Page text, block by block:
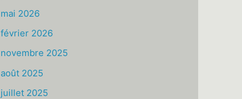
mai 2026
février 2026
novembre 2025
août 2025
juillet 2025